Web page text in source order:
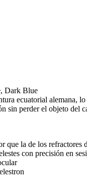
Dark Blue
ecuatorial alemana,
perder el objeto del
que la de los refractores
con precisión en